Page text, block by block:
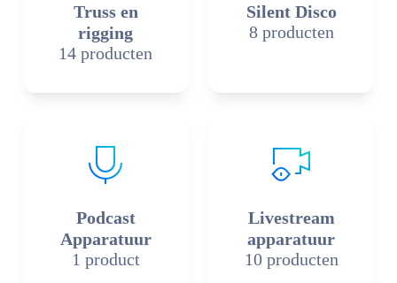
Truss en
rigging
14 producten
Silent Disco
8 producten
Podcast
Apparatuur
1 product
Livestream
apparatuur
10 producten